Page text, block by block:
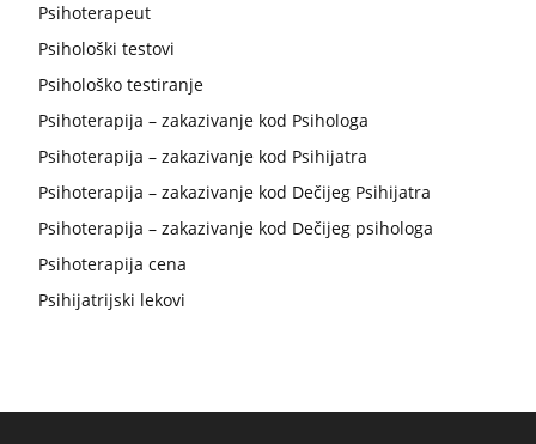
Psihoterapeut
Psihološki testovi
Psihološko testiranje
Psihoterapija – zakazivanje kod Psihologa
Psihoterapija – zakazivanje kod Psihijatra
Psihoterapija – zakazivanje kod Dečijeg Psihijatra
Psihoterapija – zakazivanje kod Dečijeg psihologa
Psihoterapija cena
Psihijatrijski lekovi